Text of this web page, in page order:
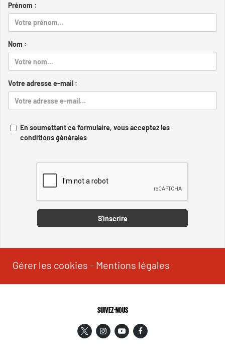
Prénom :
Nom :
Votre adresse e-mail :
En soumettant ce formulaire, vous acceptez les
conditions générales
S'inscrire
Gérer les cookies - Mentions légales
SUIVEZ-NOUS